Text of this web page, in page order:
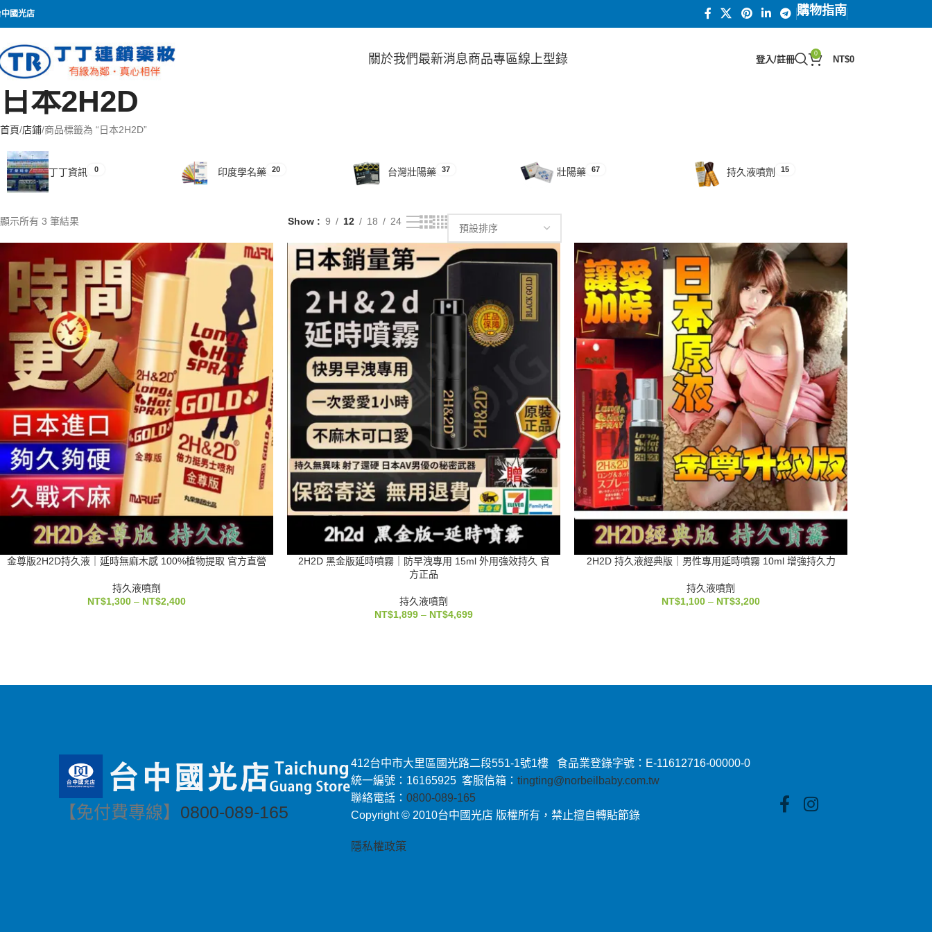
國光店 購物指南
關於我們最新消息商品專區線上型錄 登入/註冊
0
NT$0
日本2H2D
首頁 店鋪 商品標籤為 “日本2H2D”
丁丁資訊 0 印度學名藥 20 台灣壯陽藥 37 壯陽藥 67 持久液噴劑 15
顯示所有 3 筆結果 Show 9 12 18 24
金尊版2H2D持久液｜延時無麻木感 100%植物提取 官方直營
持久液噴劑
NT$1,300 – NT$2,400
2H2D 黑金版延時噴霧｜防早洩專用 15ml 外用強效持久 官
方正品
持久液噴劑
NT$1,899 – NT$4,699
2H2D 持久液經典版｜男性專用延時噴霧 10ml 增強持久力
持久液噴劑
NT$1,100 – NT$3,200
【免付費專線】 0800-089-165
412台中市大里區國光路二段551-1號1樓 食品業登錄字號：E-11612716-00000-0
統一編號：16165925 客服信箱：tingting@norbeilbaby.com.tw
聯絡電話：0800-089-165
Copyright © 2010台中國光店 版權所有，禁止擅自轉貼節錄
隱私權政策